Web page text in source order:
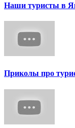
Наши туристы в
Приколы про